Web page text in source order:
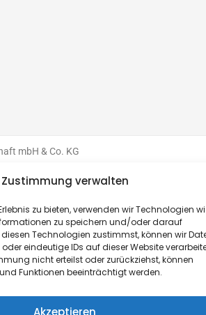
Zustimmung verwalten
zu bieten, verwenden wir Technologien
zu speichern und/oder darauf
Technologien zustimmst, können wir
eindeutige IDs auf dieser Website
nicht erteilst oder zurückziehst, können
Funktionen beeinträchtigt werden.
Akzeptieren
mbH & Co. KG